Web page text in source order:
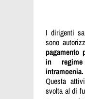
I dirigenti
sono
pagamento
in
intramoenia.
Questa
svolta al di